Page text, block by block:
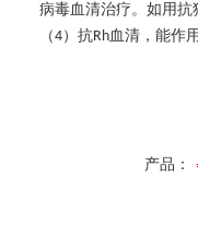
病毒血清治疗。如用
（4）抗Rh血清，能作
产品：